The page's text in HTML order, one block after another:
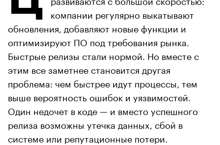
компании регулярно выкатывают
обновления, добавляют новые функции и
оптимизируют ПО под требования рынка.
Быстрые релизы стали нормой. Но вместе с
этим все заметнее становится другая
проблема: чем быстрее идут процессы, тем
выше вероятность ошибок и уязвимостей.
Один недочет в коде — и вместо успешного
релиза возможны утечка данных, сбой в
системе или репутационные потери.